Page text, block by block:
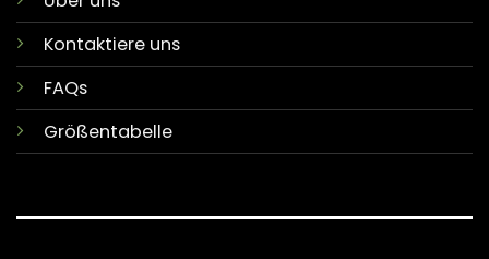
Kontaktiere uns
FAQs
Größentabelle